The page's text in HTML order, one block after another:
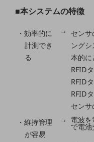
製造・建設業
おすすめの機種、料金やサービス
製品TOP
■本システムの特徴
・効率的に
計測でき
る
→
セン
ング
本的
RFID
RFID
RFID
セン
・維持管理
が容易
→ 電波
で電